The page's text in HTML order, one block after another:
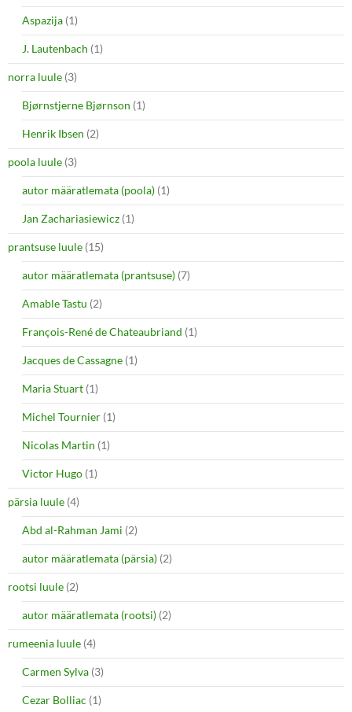
Aspazija (1)
J. Lautenbach (1)
norra luule (3)
Bjørnstjerne Bjørnson (1)
Henrik Ibsen (2)
poola luule (3)
autor määratlemata (poola) (1)
Jan Zachariasiewicz (1)
prantsuse luule (15)
autor määratlemata (prantsuse) (7)
Amable Tastu (2)
François-René de Chateaubriand (1)
Jacques de Cassagne (1)
Maria Stuart (1)
Michel Tournier (1)
Nicolas Martin (1)
Victor Hugo (1)
pärsia luule (4)
Abd al-Rahman Jami (2)
autor määratlemata (pärsia) (2)
rootsi luule (2)
autor määratlemata (rootsi) (2)
rumeenia luule (4)
Carmen Sylva (3)
Cezar Bolliac (1)